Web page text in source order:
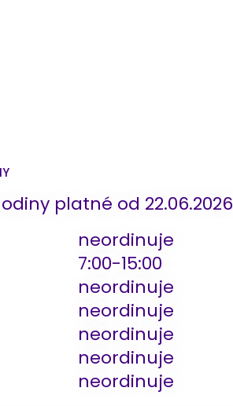
platné od 22.06.2026
neordinuje
7:00-15:00
neordinuje
neordinuje
neordinuje
neordinuje
neordinuje